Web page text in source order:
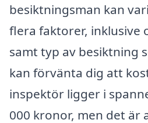
besiktningsman kan
flera faktorer, inklusive
samt typ av besiktning
kan förvänta dig att
inspektör ligger i
000 kronor, men det är